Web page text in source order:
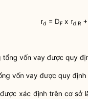
rd = DFx rd.R
vốn vay được quy
vốn vay được quy định
xác định trên cơ sở